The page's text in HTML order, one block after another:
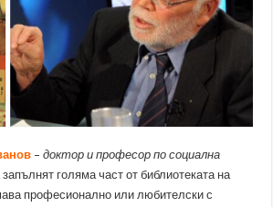
–доктор и професор по социална
запълнят голяма част от библиотеката на
професионално или любителски с